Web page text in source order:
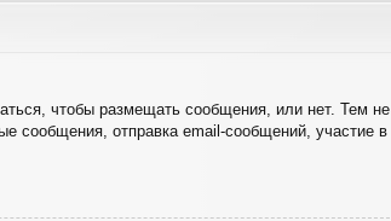
чтобы размещать сообщения, или нет. Тем не
сообщения, отправка email-сообщений, участие в